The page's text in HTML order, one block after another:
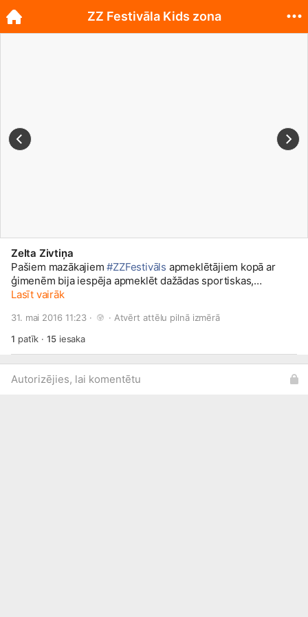
Zelta Zivtiņa
Pašiem mazākajiem#ZZFestivāls apmeklētājiem kopā ar
ģimenēm bija iespēja apmeklēt dažādas sportiskas,
izglītojošas aktivitātes un radošās darbnīcas. Apskati
pieejamas šeit:http://bit.ly/1O0ZBJX
Lasīt vairāk
31. mai 2016 11:23 · · Atvērt attēlu pilnā izmērā
1 patīk ·15iesaka
Autorizējies, lai komentētu
ZZ Festivāla Kids zona